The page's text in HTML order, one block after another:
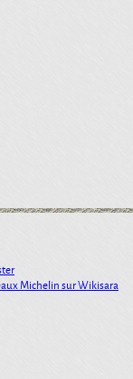
Michelin sur Wikisara